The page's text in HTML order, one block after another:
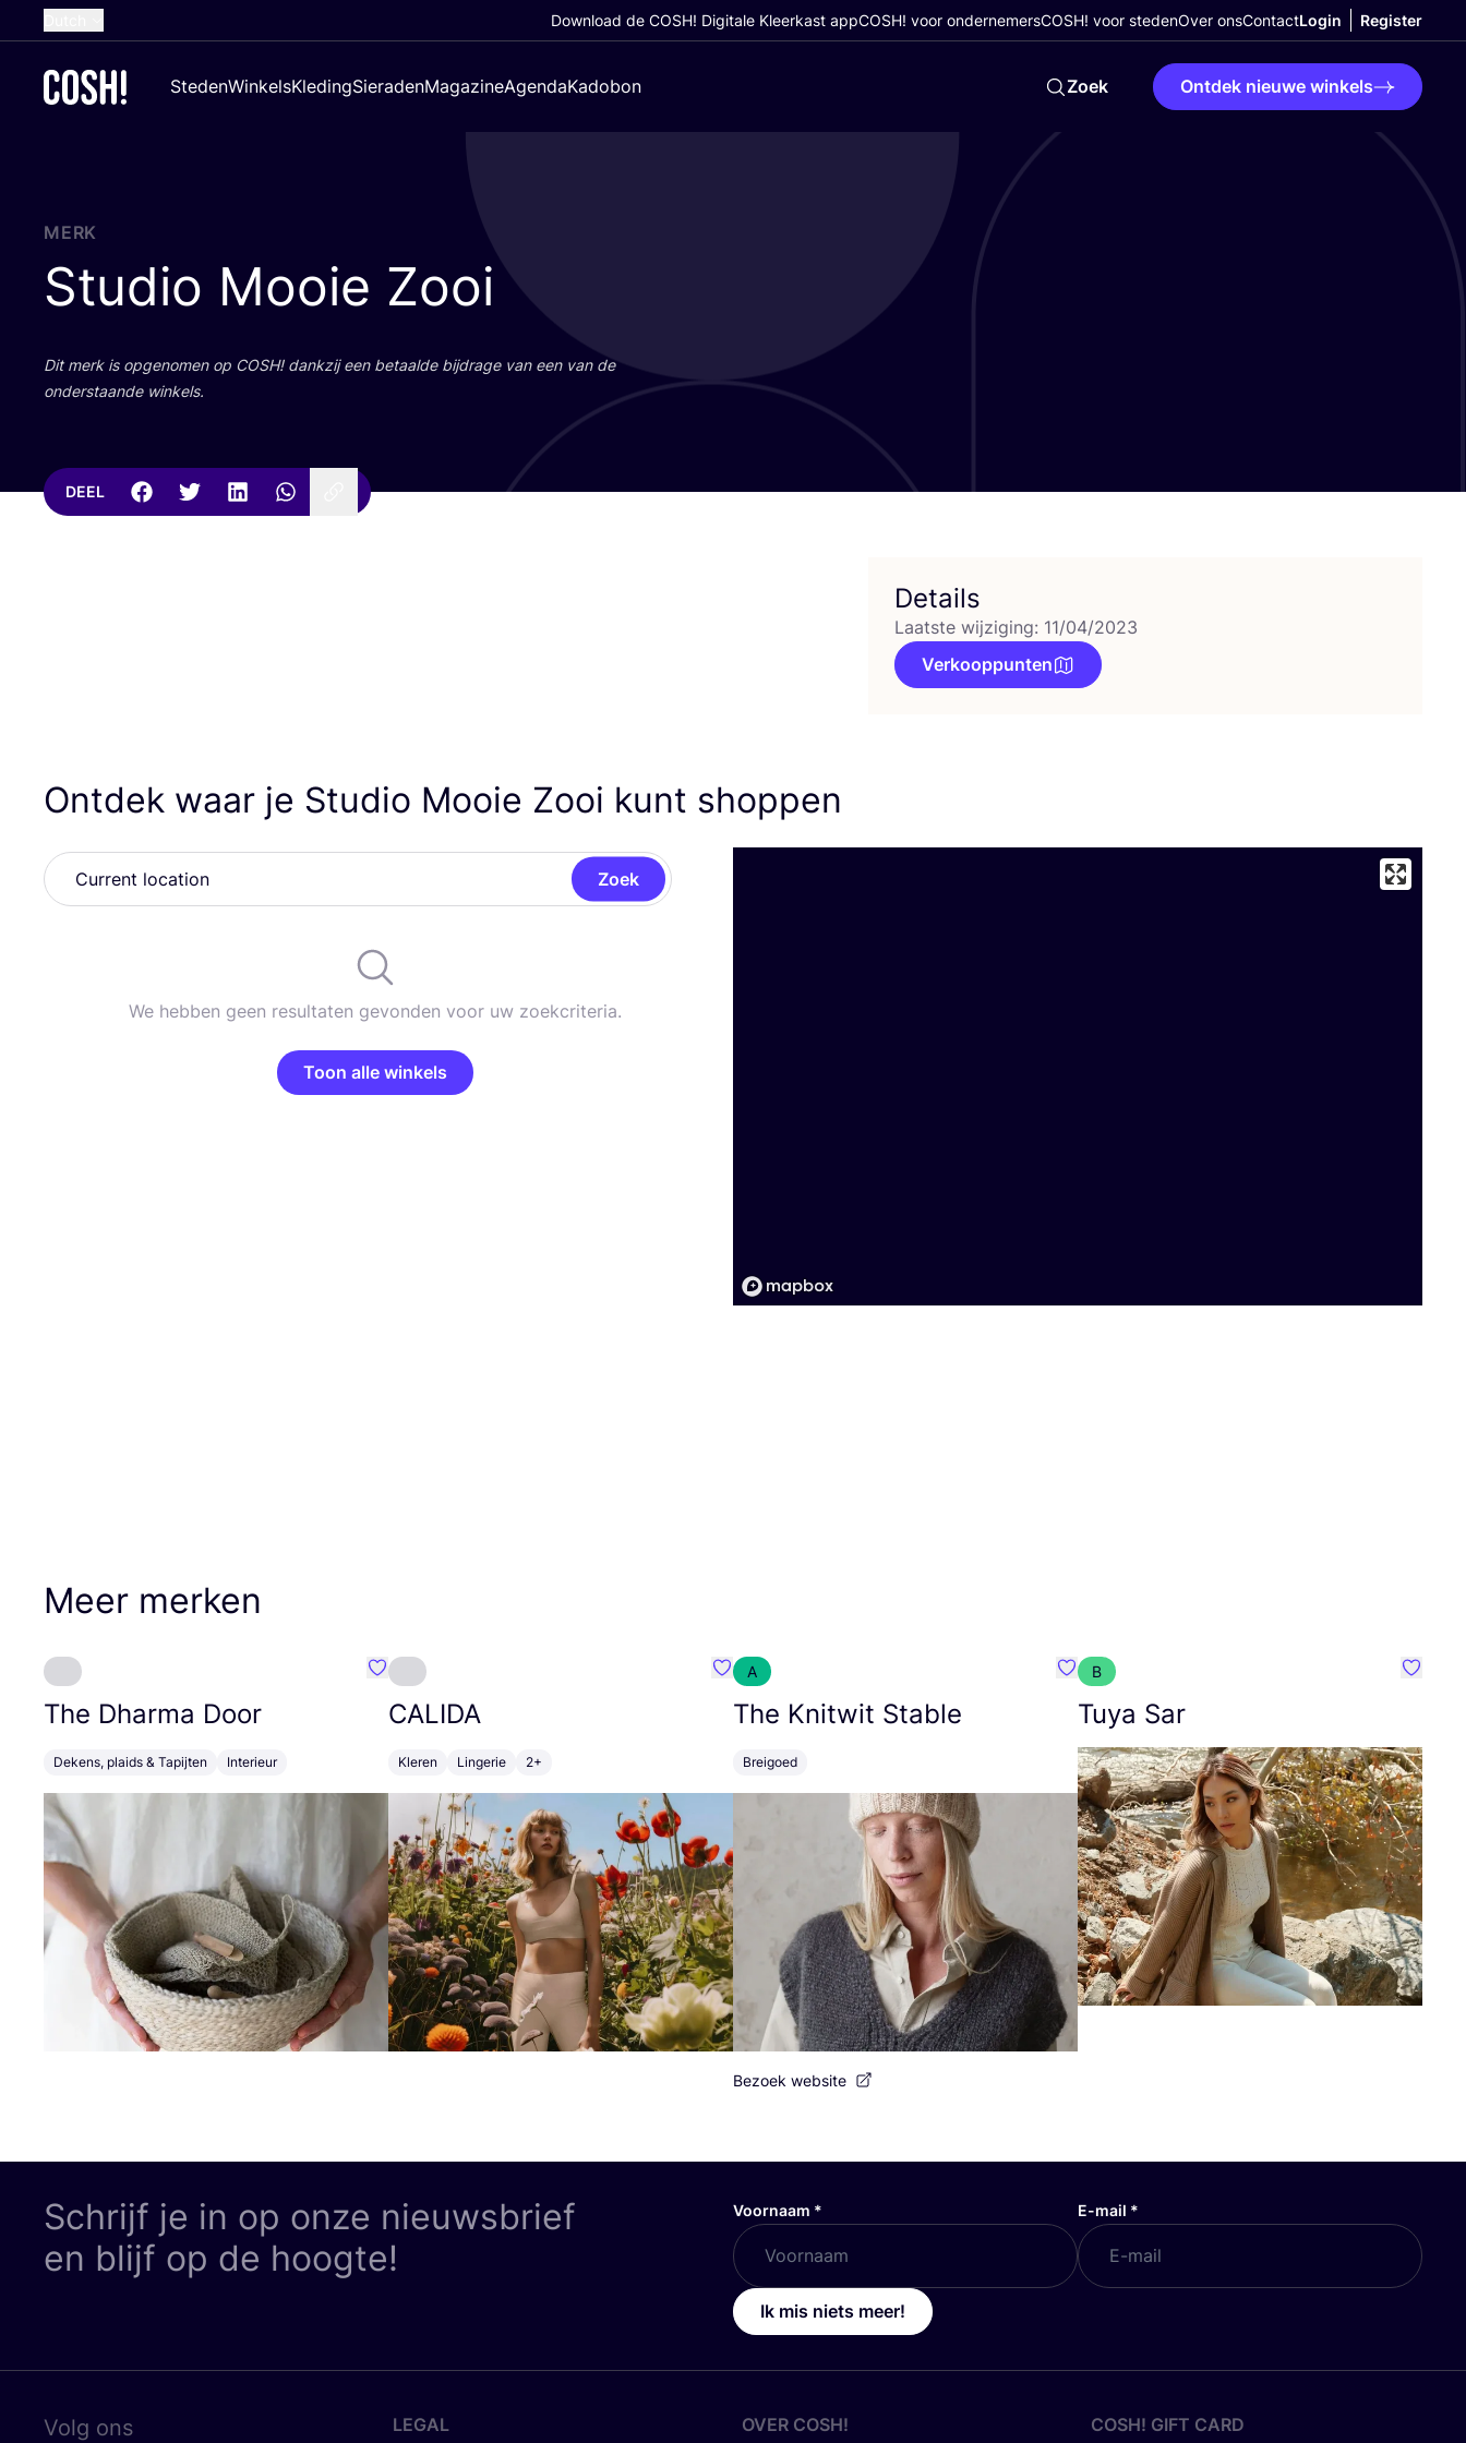
French
Croatian
Download de COSH! Digitale Kleerkast appCOSH! voor ondernemersCOSH! voor stedenOver onsContactLogin Register
StedenWinkelsKledingSieradenMagazineAgendaKadobon Zoek Ontdek nieuwe winkels
MERK
Studio Mooie Zooi
Dit merk is opge­no­men op COSH! dank­zij een betaal­de bij­dra­ge van een van de
onder­staan­de winkels.
DEEL
Details
Laatste wijziging: 11/04/2023
Verkooppunten
Ontdek waar je Studio Mooie Zooi kunt shoppen
Zoek
We hebben geen resultaten gevonden voor uw zoekcriteria.
Toon alle winkels
Meer merken
The Dharma Door
Dekens, plaids & Tapijten Interieur
Favoriete {naam}
CALIDA
Kleren Lingerie 2+
Favoriete {naam}
A
The Knitwit Stable
Breigoed
Favoriete {naam}
Bezoek website
B
Tuya Sar
Schrijf je in op onze nieuwsbrief
en blijf op de hoogte!
Voornaam * E-mail *
Ik mis niets meer!
Volg ons LEGAL OVER COSH! COSH! GIFT CARD